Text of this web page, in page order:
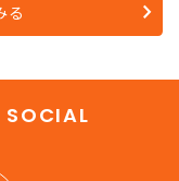
る
SOCIAL